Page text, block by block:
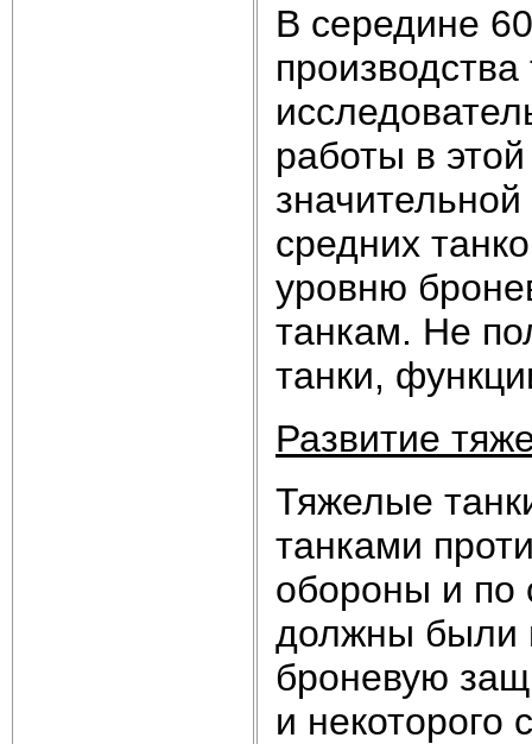
В середине
работы в
средних
уровню
танкам. Не
танки,
Развитие
Тяжелые
танками
обороны и по
должны были
броневую
и некоторого